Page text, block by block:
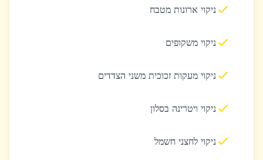
ניקוי ארונות מטבח
ניקוי משקופים
ניקוי מעקות זכוכית משני הצדדים
ניקוי ויטרינה בסלון
ניקוי לחצני חשמל